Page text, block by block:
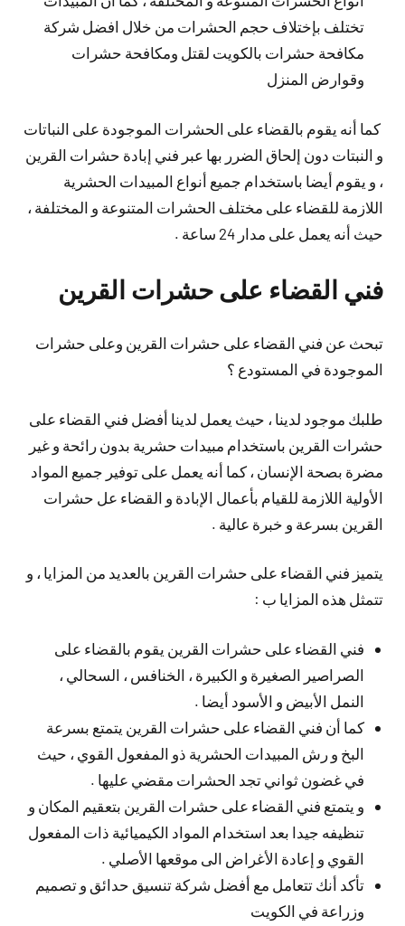
تختلف بإختلاف حجم الحشرات من خلال افضل شركة
مكافحة حشرات بالكويت لقتل ومكافحة حشرات
وقوارض المنزل
كما أنه يقوم بالقضاء على الحشرات الموجودة على النباتات
و النبتات دون إلحاق الضرر بها عبر فني إبادة حشرات القرين
، و يقوم أيضا باستخدام جميع أنواع المبيدات الحشرية
اللازمة للقضاء على مختلف الحشرات المتنوعة و المختلفة ،
حيث أنه يعمل على مدار 24 ساعة .
فني القضاء على حشرات القرين
تبحث عن فني القضاء على حشرات القرين وعلى حشرات
الموجودة في المستودع ؟
طلبك موجود لدينا ، حيث يعمل لدينا أفضل فني القضاء على
حشرات القرين باستخدام مبيدات حشرية بدون رائحة و غير
مضرة بصحة الإنسان ، كما أنه يعمل على توفير جميع المواد
الأولية اللازمة للقيام بأعمال الإبادة و القضاء عل حشرات
القرين بسرعة و خبرة عالية .
يتميز فني القضاء على حشرات القرين بالعديد من المزايا ، و
تتمثل هذه المزايا ب :
فني القضاء على حشرات القرين يقوم بالقضاء على
الصراصير الصغيرة و الكبيرة ، الخنافس ، السحالي ،
النمل الأبيض و الأسود أيضا .
كما أن فني القضاء على حشرات القرين يتمتع بسرعة
البخ و رش المبيدات الحشرية ذو المفعول القوي ، حيث
في غضون ثواني تجد الحشرات مقضي عليها .
و يتمتع فني القضاء على حشرات القرين بتعقيم المكان و
تنظيفه جيدا بعد استخدام المواد الكيميائية ذات المفعول
القوي و إعادة الأغراض الى موقعها الأصلي .
تأكد أنك تتعامل مع أفضل شركة تنسيق حدائق و تصميم
وزراعة في الكويت